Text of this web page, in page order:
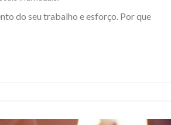
do seu trabalho e esforço. Por que